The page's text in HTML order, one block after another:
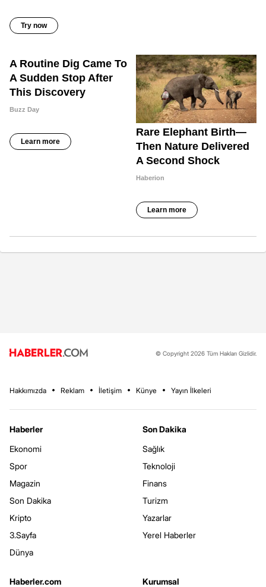
© Copyright 2026 Tüm Hakları Gizlidir.
Hakkımızda Reklam İletişim Künye Yayın İlkeleri
Haberler
Ekonomi
Spor
Magazin
Son Dakika
Kripto
3.Sayfa
Dünya
Son Dakika
Sağlık
Teknoloji
Finans
Turizm
Yazarlar
Yerel Haberler
Haberler.com
Kurumsal